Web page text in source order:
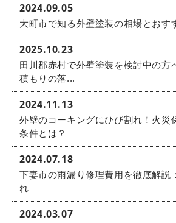
2024.09.05
大町市で知る外壁塗装の相場とおす
2025.10.23
田川郡赤村で外壁塗装を検討中の方
積もりの落...
2024.11.13
外壁のコーキングにひび割れ！火災
条件とは？
2024.07.18
下妻市の雨漏り修理費用を徹底解説
れ
2024.03.07